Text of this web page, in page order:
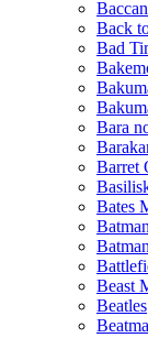
Back
Bad
Bara
Barret
Bates
Beast
Beatles